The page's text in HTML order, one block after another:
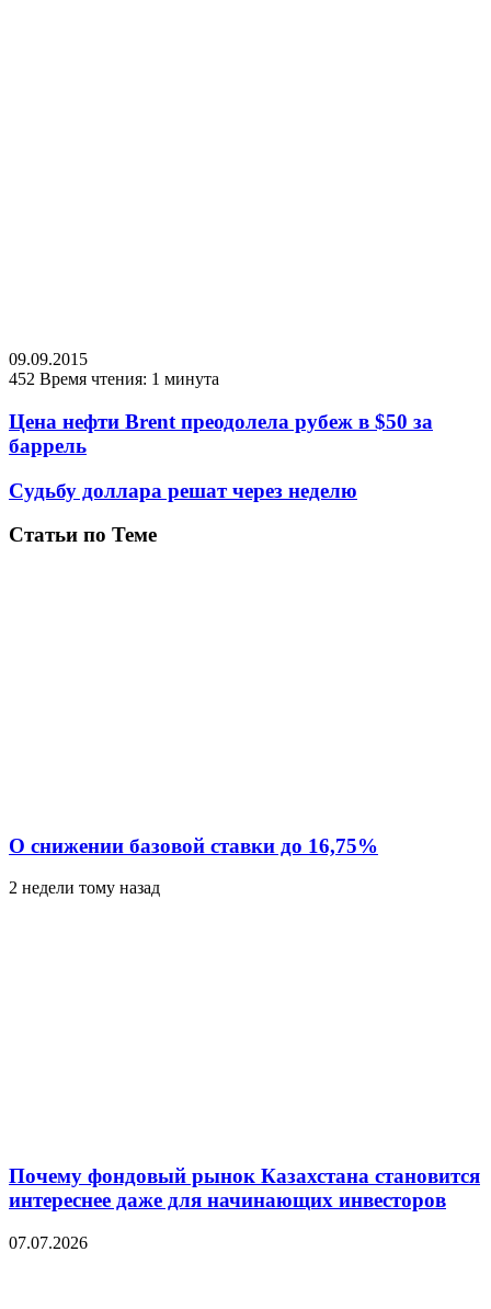
09.09.2015
452 Время чтения: 1 минута
Цена нефти Brent преодолела рубеж в $50 за
баррель
Судьбу доллара решат через неделю
Статьи по Теме
О снижении базовой ставки до 16,75%
2 недели тому назад
Почему фондовый рынок Казахстана становится
интереснее даже для начинающих инвесторов
07.07.2026